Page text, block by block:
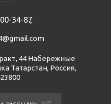
34-87
44 Набережные
Татарстан, Россия,